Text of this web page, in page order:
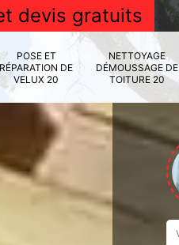
devis gratuits
POSE ET
RÉPARATION DE
VELUX 20
NETTOYAGE
DÉMOUSSAGE DE
TOITURE 20